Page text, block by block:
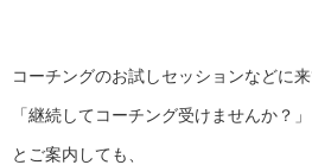
コーチングのお試しセッションなどに来
「継続してコーチング受けませんか？」
とご案内しても、